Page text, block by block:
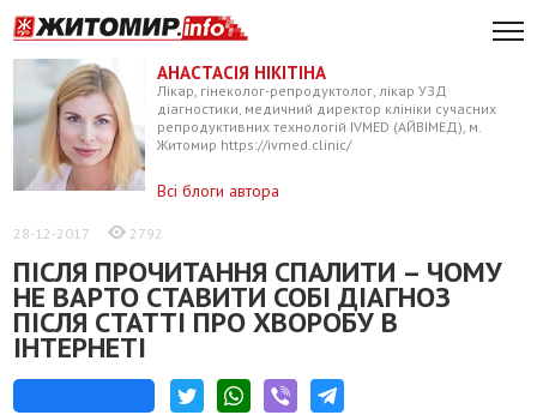
АНАСТАСІЯ НІКІТІНА
Лікар, гінеколог-репродуктолог, лікар УЗД
діагностики, медичний директор клініки сучасних
репродуктивних технологій IVMED (АЙВІМЕД), м.
Житомир https://ivmed.clinic/
Всі блоги автора
28-12-2017 2792
ПІСЛЯ ПРОЧИТАННЯ СПАЛИТИ – ЧОМУ
НЕ ВАРТО СТАВИТИ СОБІ ДІАГНОЗ
ПІСЛЯ СТАТТІ ПРО ХВОРОБУ В
ІНТЕРНЕТІ